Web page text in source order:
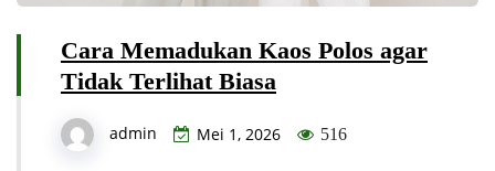
Cara Memadukan Kaos Polos agar
Tidak Terlihat Biasa
admin Mei 1, 2026 516